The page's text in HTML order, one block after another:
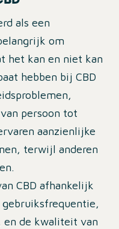
als een
om
het kan en niet kan
hebben bij CBD
persoon tot
aanzienlijke
terwijl anderen
CBD afhankelijk
en de kwaliteit van